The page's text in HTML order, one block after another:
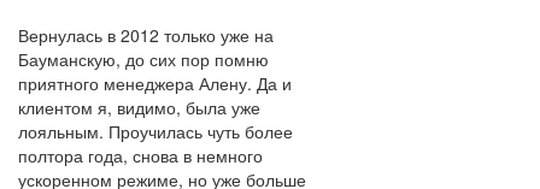
Вернулась в 2012 только уже на
Бауманскую, до сих пор помню
приятного менеджера Алену. Да и
клиентом я, видимо, была уже
лояльным. Проучилась чуть более
полтора года, снова в немного
ускоренном режиме, но уже больше